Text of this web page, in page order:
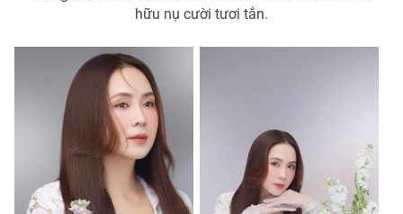
THỜI BÁO VTV
Theo dõi báo trên
Cơ quan chủ quản: Đài Truyền hình Việt Nam
hữu nụ cười tươi tắn.